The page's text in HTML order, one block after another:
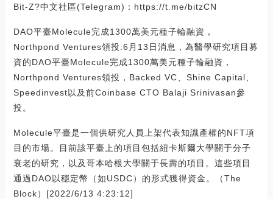
Bit-Z?中文社區(Telegram)：https://t.me/bitzCN
DAO平臺Molecule完成1300萬美元種子輪融資，
Northpond Ventures領投:6月13日消息，為醫學研究項目募
資的DAO平臺Molecule完成1300萬美元種子輪融資，
Northpond Ventures領投，Backed VC、Shine Capital、
Speedinvest以及前Coinbase CTO Balaji Srinivasan參
投。
Molecule平臺是一個供研究人員上架代表知識產權的NFT項
目的市場。目前該平臺上的項目包括紐卡斯爾大學關于分子
衰老的研究，以及哥本哈根大學關于長壽的項目。這些項目
通過DAO以穩定幣（如USDC）的形式獲得資金。（The
Block）[2022/6/13 4:23:12]